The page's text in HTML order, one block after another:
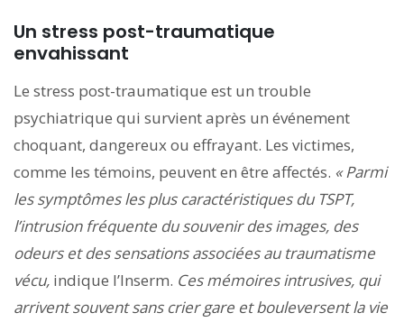
Un stress post-traumatique
envahissant
Le stress post-traumatique est un trouble
psychiatrique qui survient après un événement
choquant, dangereux ou effrayant. Les victimes,
comme les témoins, peuvent en être affectés. « Parmi
les symptômes les plus caractéristiques du TSPT,
l’intrusion fréquente du souvenir des images, des
odeurs et des sensations associées au traumatisme
vécu, indique l’Inserm. Ces mémoires intrusives, qui
arrivent souvent sans crier gare et bouleversent la vie